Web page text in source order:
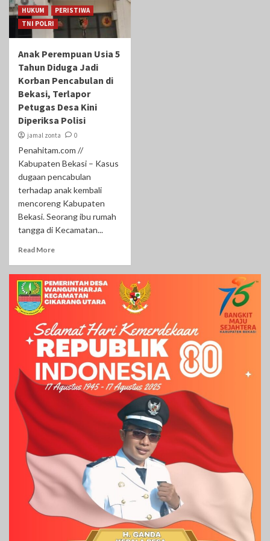
HUKUM
PERISTIWA
TNI POLRI
Anak Perempuan Usia 5
Tahun Diduga Jadi
Korban Pencabulan di
Bekasi, Terlapor
Petugas Desa Kini
Diperiksa Polisi
jamal zonta 0
Penahitam.com //
Kabupaten Bekasi – Kasus
dugaan pencabulan
terhadap anak kembali
mencoreng Kabupaten
Bekasi. Seorang ibu rumah
tangga di Kecamatan...
Read More